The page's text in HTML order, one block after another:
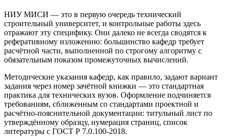
НИУ МИСИ — это в первую очередь технический
строительный университет, и контрольные работы здесь
отражают эту специфику. Они далеко не всегда сводятся к
реферативному изложению: большинство кафедр требует
расчётной части, выполненной по строгому алгоритму с
обязательным показом промежуточных вычислений.
Методические указания кафедр, как правило, задают вариант
задания через номер зачётной книжки — это стандартная
практика для технических вузов. Оформление подчиняется
требованиям, сближенным со стандартами проектной и
расчётно-пояснительной документации: титульный лист по
утверждённому образцу, нумерация страниц, список
литературы с ГОСТ Р 7.0.100-2018.